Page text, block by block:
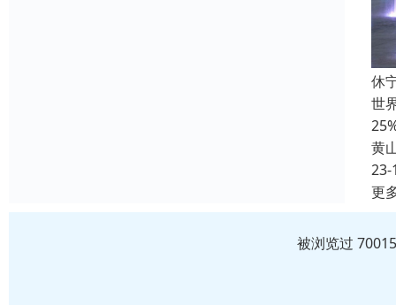
休
世
黄
23-
更
被浏览过